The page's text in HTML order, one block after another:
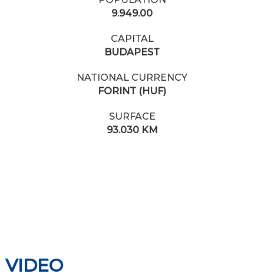
9.949.00
CAPITAL
BUDAPEST
NATIONAL CURRENCY
FORINT (HUF)
SURFACE
93.030 KM
VIDEO